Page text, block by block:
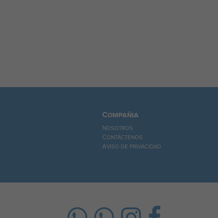
Compañia
Nosotros
Contáctenos
Aviso de privacidad